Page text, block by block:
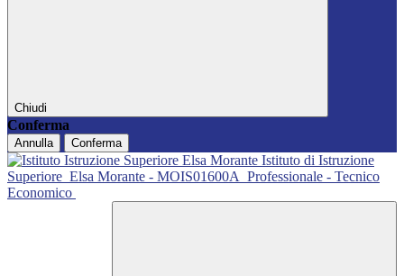
Chiudi
Conferma
Annulla Conferma
Istituto di Istruzione
Superiore Elsa Morante - MOIS01600A Professionale - Tecnico
Economico